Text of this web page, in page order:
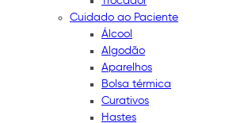
Cuidado ao Paciente
Álcool
Algodão
Aparelhos
Bolsa térmica
Curativos
Hastes